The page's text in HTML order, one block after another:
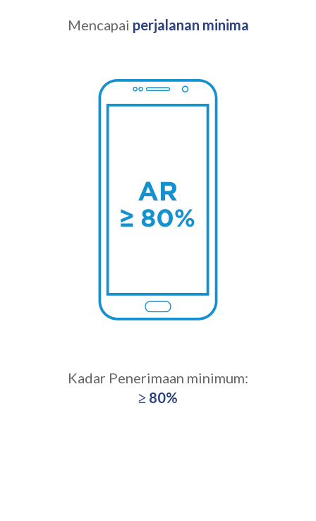
Mencapai perjalanan minima
Kadar Penerimaan minimum:
≥ 80%